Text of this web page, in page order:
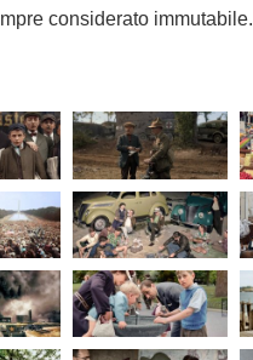
considerato immutabile.